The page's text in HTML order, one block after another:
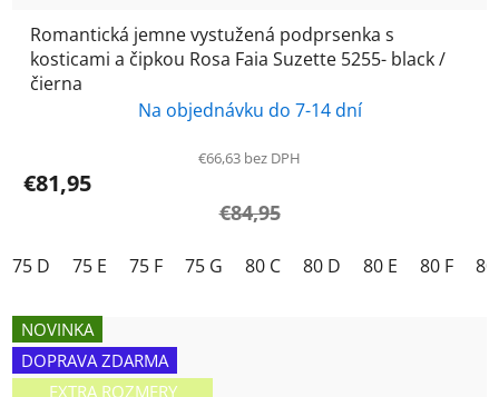
Romantická jemne vystužená podprsenka s
kosticami a čipkou Rosa Faia Suzette 5255- black /
čierna
Na objednávku do 7-14 dní
€66,63 bez DPH
€81,95
€84,95
75 D 75 E 75 F 75 G 80 C 80 D 80 E 80 F
NOVINKA
DOPRAVA ZDARMA
EXTRA ROZMERY